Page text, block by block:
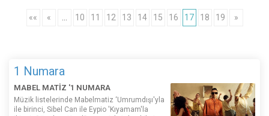
«« « 10 11 12 13 14 15 16 17 18 19 »
1 Numara
MABEL MATİZ '1 NUMARA
Müzik listelerinde Mabelmatiz ‘Umrumdışı'yla
ile birinci, Sibel Can ile Eypio 'Kıyamam'la